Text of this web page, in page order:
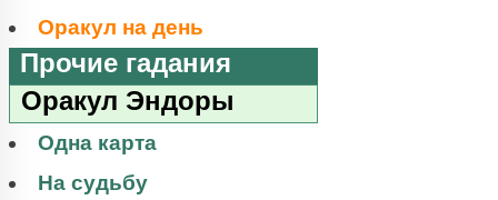
Оракул на день
Прочие гадания
Оракул Эндоры
Одна карта
На судьбу